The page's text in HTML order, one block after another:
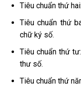
Tiêu chuẩn thứ
Tiêu chuẩn thứ
chữ ký số.
Tiêu chuẩn thứ
thư số.
Tiêu chuẩn thứ